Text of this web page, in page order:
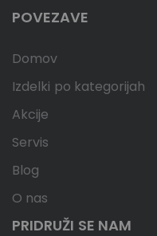
POVEZAVE
Domov
Izdelki po kategorijah
Akcije
Servis
Blog
O nas
PRIDRUŽI SE NAM